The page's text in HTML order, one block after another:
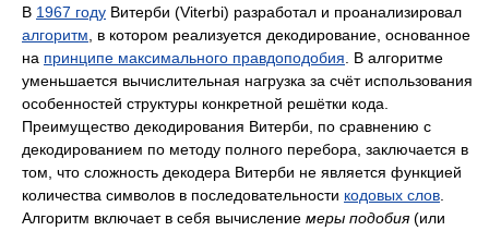
В 1967 году Витерби (Viterbi) разработал и проанализировал
алгоритм , в котором реализуется декодирование, основанное
на принципе максимального правдоподобия . В алгоритме
уменьшается вычислительная нагрузка за счёт использования
особенностей структуры конкретной решётки кода.
Преимущество декодирования Витерби, по сравнению с
декодированием по методу полного перебора, заключается в
том, что сложность декодера Витерби не является функцией
количества символов в последовательности кодовых слов
Алгоритм включает в себя вычисление меры подобия(или